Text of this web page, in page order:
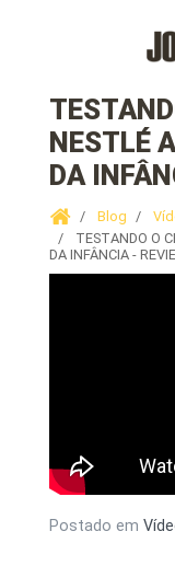
NESTLÉ
DA
Blog
TESTANDO O
DA INFÂNCIA -
Postado em